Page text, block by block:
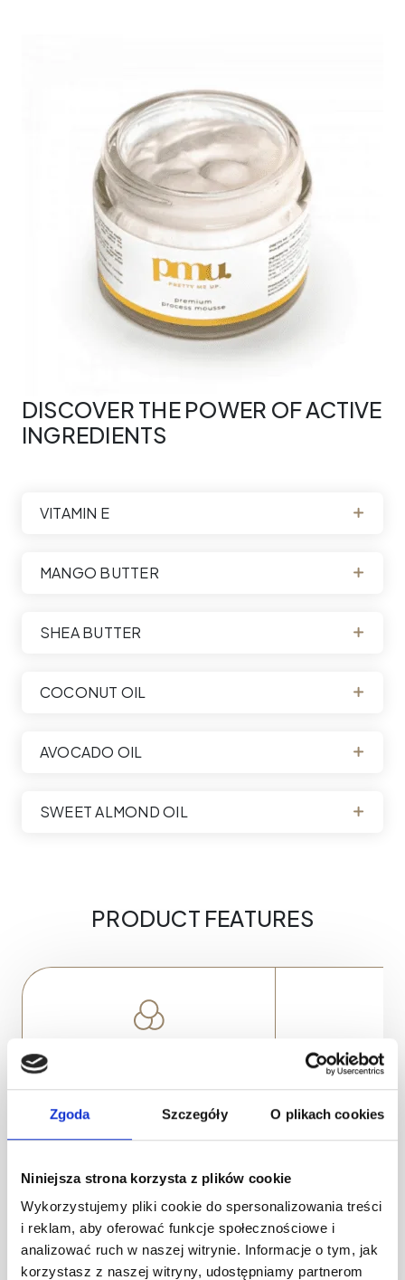
Zgoda Szczegóły O plikach cookies
Niniejsza strona korzysta z plików cookie
Wykorzystujemy pliki cookie do spersonalizowania treści
i reklam, aby oferować funkcje społecznościowe i
analizować ruch w naszej witrynie. Informacje o tym, jak
korzystasz z naszej witryny, udostępniamy partnerom
DISCOVER THE POWER OF ACTIVE
INGREDIENTS
VITAMIN E
MANGO BUTTER
SHEA BUTTER
COCONUT OIL
AVOCADO OIL
SWEET ALMOND OIL
PRODUCT FEATURES
Provides immediate relief and has a
promotes proper blood and plasma
drainage, and acts as a soothing patch.
Prepares the skin
reddened skin,